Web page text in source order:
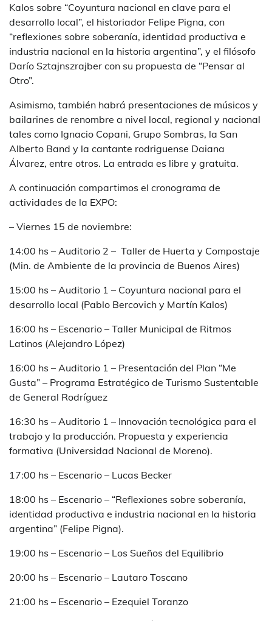
Kalos sobre “Coyuntura nacional en clave para el
desarrollo local”, el historiador Felipe Pigna, con
“reflexiones sobre soberanía, identidad productiva e
industria nacional en la historia argentina”, y el filósofo
Darío Sztajnszrajber con su propuesta de “Pensar al
Otro”.
Asimismo, también habrá presentaciones de músicos y
bailarines de renombre a nivel local, regional y nacional
tales como Ignacio Copani, Grupo Sombras, la San
Alberto Band y la cantante rodriguense Daiana
Álvarez, entre otros. La entrada es libre y gratuita.
A continuación compartimos el cronograma de
actividades de la EXPO:
– Viernes 15 de noviembre:
14:00 hs – Auditorio 2 – Taller de Huerta y Compostaje
(Min. de Ambiente de la provincia de Buenos Aires)
15:00 hs – Auditorio 1 – Coyuntura nacional para el
desarrollo local (Pablo Bercovich y Martín Kalos)
16:00 hs – Escenario – Taller Municipal de Ritmos
Latinos (Alejandro López)
16:00 hs – Auditorio 1 – Presentación del Plan “Me
Gusta” – Programa Estratégico de Turismo Sustentable
de General Rodríguez
16:30 hs – Auditorio 1 – Innovación tecnológica para el
trabajo y la producción. Propuesta y experiencia
formativa (Universidad Nacional de Moreno).
17:00 hs – Escenario – Lucas Becker
18:00 hs – Escenario – “Reflexiones sobre soberanía,
identidad productiva e industria nacional en la historia
argentina” (Felipe Pigna).
19:00 hs – Escenario – Los Sueños del Equilibrio
20:00 hs – Escenario – Lautaro Toscano
21:00 hs – Escenario – Ezequiel Toranzo